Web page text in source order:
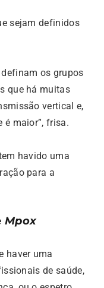
sejam definidos
os grupos
que há muitas
vertical e,
é maior”, frisa.
havido uma
para a
Mpox
haver uma
de saúde,